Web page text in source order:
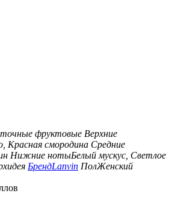
фруктовые Верхние
Красная смородина Средние
Нижние нотыБелый мускус, Светлое
БрендLanvin ПолЖенский